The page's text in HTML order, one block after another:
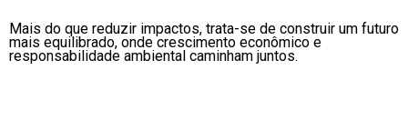
Mais do que reduzir impactos, trata-se de construir um futuro
mais equilibrado, onde crescimento econômico e
responsabilidade ambiental caminham juntos.